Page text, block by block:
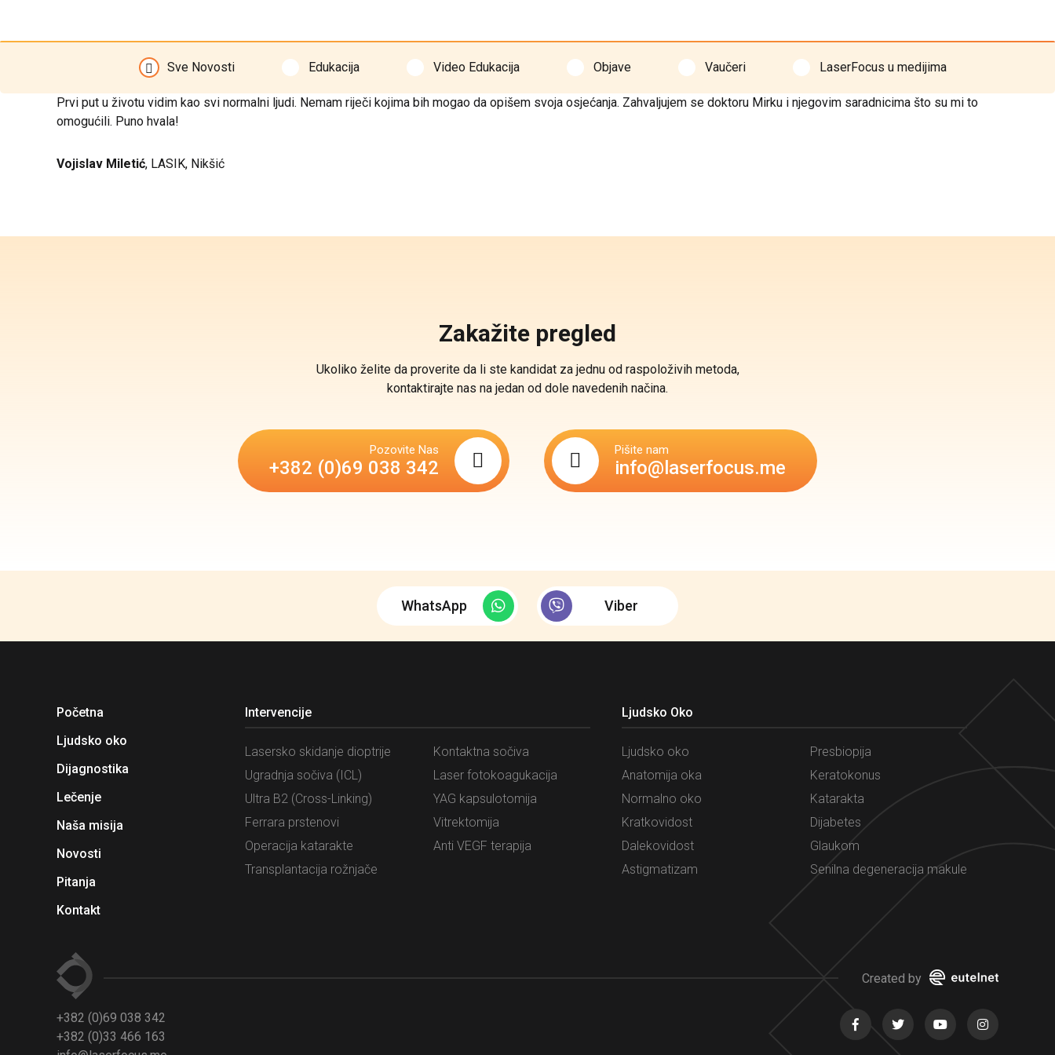
Sve Novosti Edukacija Video Edukacija Objave Vaučeri LaserFocus u medijima
Prvi put u životu vidim kao svi normalni ljudi. Nemam riječi kojima bih mogao da opišem svoja osjećanja. Zahvaljujem se doktoru Mirku i njegovim saradnicima što su mi to
omogućili. Puno hvala!
Vojislav Miletić, LASIK, Nikšić
Zakažite pregled
Ukoliko želite da proverite da li ste kandidat za jednu od raspoloživih metoda,
kontaktirajte nas na jedan od dole navedenih načina.
Pozovite Nas
+382 (0)69 038 342
Pišite nam
info@laserfocus.me
WhatsApp Viber
Početna
Ljudsko oko
Dijagnostika
Lečenje
Naša misija
Novosti
Pitanja
Kontakt
Intervencije
Lasersko skidanje dioptrije
Ugradnja sočiva (ICL)
Ultra B2 (Cross-Linking)
Ferrara prstenovi
Operacija katarakte
Transplantacija rožnjače
Kontaktna sočiva
Laser fotokoagukacija
YAG kapsulotomija
Vitrektomija
Anti VEGF terapija
Ljudsko Oko
Ljudsko oko
Anatomija oka
Normalno oko
Kratkovidost
Dalekovidost
Astigmatizam
Presbiopija
Keratokonus
Katarakta
Dijabetes
Glaukom
Senilna degeneracija makule
Created by
+382 (0)69 038 342
+382 (0)33 466 163